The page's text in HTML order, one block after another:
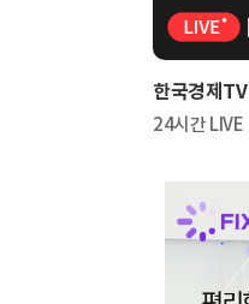
한국경제TV
24시간 LIVE